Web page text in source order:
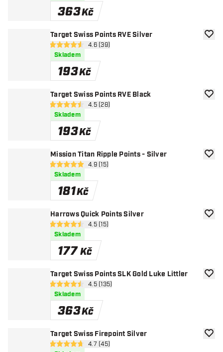
363Kč
Target Swiss Points RVE Silver
otevřít panel recenzí
4.6 hodnoticí hvězdičky
4.6 (39)
Skladem
193Kč
Target Swiss Points RVE Black
otevřít panel recenzí
4.5 hodnoticí hvězdičky
4.5 (28)
Skladem
193Kč
Mission Titan Ripple Points - Silver
otevřít panel recenzí
4.9 hodnoticí hvězdičky
4.9 (15)
Skladem
181Kč
Harrows Quick Points Silver
otevřít panel recenzí
4.5 hodnoticí hvězdičky
4.5 (15)
Skladem
177 Kč
Target Swiss Points SLK Gold Luke Littler
otevřít panel recenzí
4.5 hodnoticí hvězdičky
4.5 (135)
Skladem
363Kč
Target Swiss Firepoint Silver
otevřít panel recenzí
4.7 hodnoticí hvězdičky
4.7 (45)